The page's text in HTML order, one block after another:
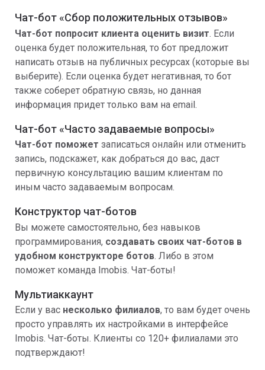
Чат-бот «Сбор положительных отзывов»
Чат-бот попросит клиента оценить визит. Если
оценка будет положительная, то бот предложит
написать отзыв на публичных ресурсах (которые вы
выберите). Если оценка будет негативная, то бот
также соберет обратную связь, но данная
информация придет только вам на email.
Чат-бот «Часто задаваемые вопросы»
Чат-бот поможет записаться онлайн или отменить
запись, подскажет, как добраться до вас, даст
первичную консультацию вашим клиентам по
иным часто задаваемым вопросам.
Конструктор чат-ботов
Вы можете самостоятельно, без навыков
программирования, создавать своих чат-ботов в
удобном конструкторе ботов. Либо в этом
поможет команда Imobis. Чат-боты!
Мультиаккаунт
Если у вас несколько филиалов, то вам будет очень
просто управлять их настройками в интерфейсе
Imobis. Чат-боты. Клиенты со 120+ филиалами это
подтверждают!